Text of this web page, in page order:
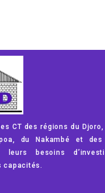
CT des régions du
du Nakambé et
leurs besoins
capacités.